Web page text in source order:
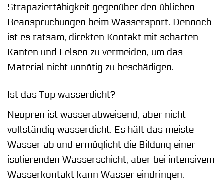
Strapazierfähigkeit gegenüber den üblichen
Beanspruchungen beim Wassersport. Dennoch
ist es ratsam, direkten Kontakt mit scharfen
Kanten und Felsen zu vermeiden, um das
Material nicht unnötig zu beschädigen.
Ist das Top wasserdicht?
Neopren ist wasserabweisend, aber nicht
vollständig wasserdicht. Es hält das meiste
Wasser ab und ermöglicht die Bildung einer
isolierenden Wasserschicht, aber bei intensivem
Wasserkontakt kann Wasser eindringen.